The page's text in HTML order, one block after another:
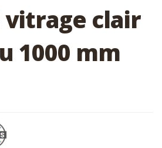
vitrage clair
1000 mm